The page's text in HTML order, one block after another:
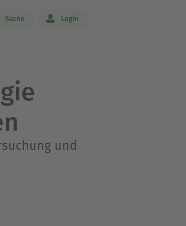
Suche Login
und